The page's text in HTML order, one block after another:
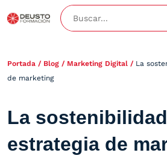
Portada / Blog / Marketing Digital / La
de marketing
La
estrategia de